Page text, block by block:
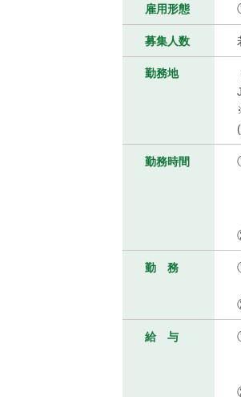
雇用形態
募集人数
勤務地
勤務時間
勤 務
給 与